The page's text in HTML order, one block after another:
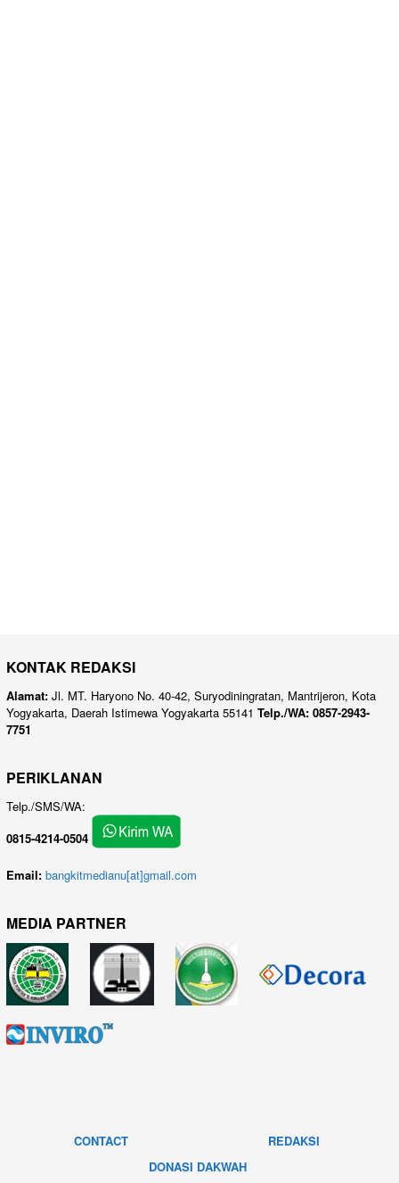
KONTAK REDAKSI
Alamat: Jl. MT. Haryono No. 40-42, Suryodiningratan, Mantrijeron, Kota
Yogyakarta, Daerah Istimewa Yogyakarta 55141 Telp./WA: 0857-2943-
7751
PERIKLANAN
Telp./SMS/WA:
0815-4214-0504
Email: bangkitmedianu[at]gmail.com
MEDIA PARTNER
CONTACT
REDAKSI
DONASI DAKWAH